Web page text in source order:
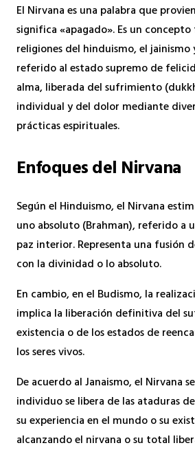
El Nirvana es una palabra que
significa «apagado». Es un
religiones del hinduismo, el
referido al estado supremo de
alma, liberada del sufrimiento
individual y del dolor mediante
prácticas espirituales.
Enfoques del Nirvana
Según el Hinduismo, el Nirvana
uno absoluto (Brahman), referido a
paz interior. Representa una fusión
con la divinidad o lo absoluto.
En cambio, en el Budismo, la
implica la liberación definitiva del
existencia o de los estados de
los seres vivos.
De acuerdo al Janaismo, el Nirvana
individuo se libera de las ataduras
su experiencia en el mundo o su
alcanzando el nirvana o su total